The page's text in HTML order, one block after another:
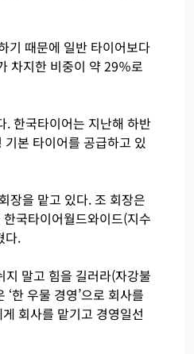
기 때문에 일반 타이어보다
차지한 비중이 약 29％로
. 한국타이어는 지난해 하반
기본 타이어를 공급하고 있
장을 맡고 있다. 조 회장은
국타이어월드와이드(지수
다.
말고 힘을 길러라(자강불
한 우물 경영’으로 회사를
회사를 맡기고 경영일선